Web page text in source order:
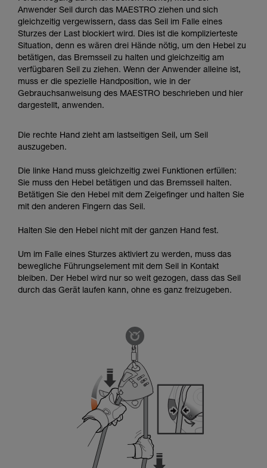
Anwender Seil durch das MAESTRO ziehen und sich
gleichzeitig vergewissern, dass das Seil im Falle eines
Sturzes der Last blockiert wird. Dies ist die komplizierteste
Situation, denn es wären drei Hände nötig, um den Hebel zu
betätigen, das Bremsseil zu halten und gleichzeitig am
verfügbaren Seil zu ziehen. Wenn der Anwender alleine ist,
muss er die spezielle Handposition, wie in der
Gebrauchsanweisung des MAESTRO beschrieben und hier
dargestellt, anwenden.
Die rechte Hand zieht am lastseitigen Seil, um Seil
auszugeben.
Die linke Hand muss gleichzeitig zwei Funktionen erfüllen:
Sie muss den Hebel betätigen und das Bremsseil halten.
Betätigen Sie den Hebel mit dem Zeigefinger und halten Sie
mit den anderen Fingern das Seil.
Halten Sie den Hebel nicht mit der ganzen Hand fest.
Um im Falle eines Sturzes aktiviert zu werden, muss das
bewegliche Führungselement mit dem Seil in Kontakt
bleiben. Der Hebel wird nur so weit gezogen, dass das Seil
durch das Gerät laufen kann, ohne es ganz freizugeben.